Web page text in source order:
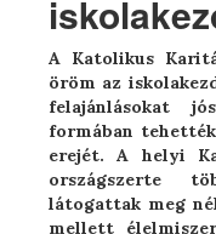
A Katolikus
öröm az
felajánlásokat
formában
erejét. A helyi
országszerte
látogattak meg
mellett